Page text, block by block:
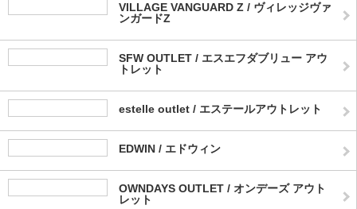
VILLAGE VANGUARD Z / ヴィレッジヴァ
ンガードZ
SFW OUTLET / エスエフダブリュー アウ
トレット
estelle outlet / エステールアウトレット
EDWIN / エドウィン
OWNDAYS OUTLET / オンデーズ アウト
レット